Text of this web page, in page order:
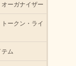
ーガナイザー
ークン・ライ
ム